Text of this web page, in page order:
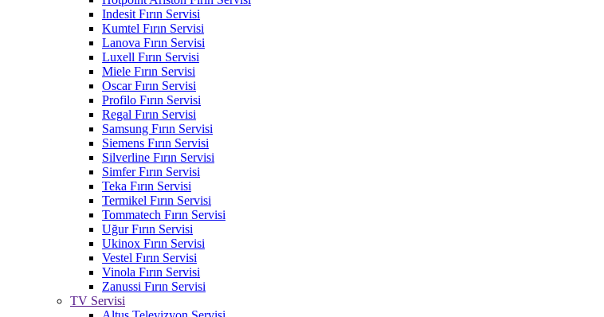
Indesit Fırın Servisi
Kumtel Fırın Servisi
Lanova Fırın Servisi
Luxell Fırın Servisi
Miele Fırın Servisi
Oscar Fırın Servisi
Profilo Fırın Servisi
Regal Fırın Servisi
Samsung Fırın Servisi
Siemens Fırın Servisi
Silverline Fırın Servisi
Simfer Fırın Servisi
Teka Fırın Servisi
Termikel Fırın Servisi
Tommatech Fırın Servisi
Uğur Fırın Servisi
Ukinox Fırın Servisi
Vestel Fırın Servisi
Vinola Fırın Servisi
Zanussi Fırın Servisi
TV Servisi